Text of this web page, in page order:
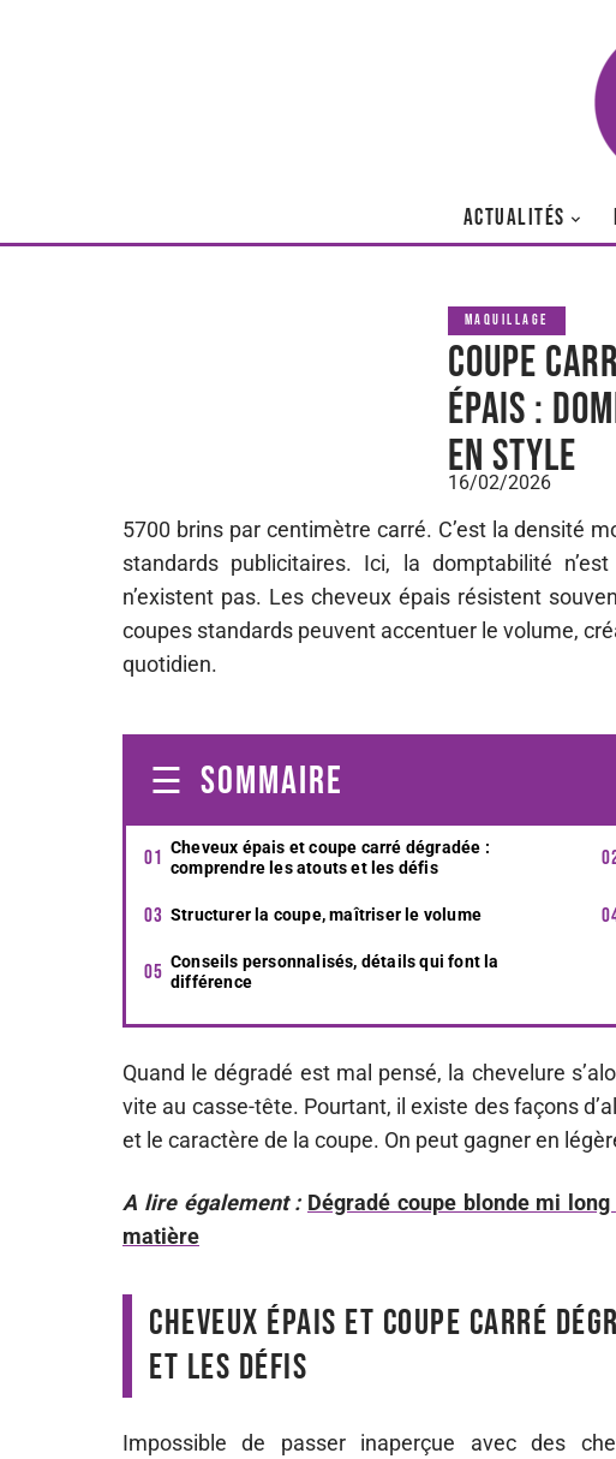
ACTUALITÉS
MAQUILLAGE
Coupe
épais :
en style
16/02/2026
5700 brins par centimètre carré. C’est la densité
standards publicitaires. Ici, la domptabilité
n’existent pas. Les cheveux épais résistent
coupes standards peuvent accentuer le volume,
quotidien.
SOMMAIRE
Cheveux épais et coupe carré dégradée :
comprendre les atouts et les défis
Structurer la coupe, maîtriser le volume
Conseils personnalisés, détails qui font la
différence
Quand le dégradé est mal pensé, la chevelure
vite au casse-tête. Pourtant, il existe des façons
et le caractère de la coupe. On peut gagner en
A lire également : Dégradé coupe blonde mi
matière
Cheveux épais et coupe carré
et les défis
Impossible de passer inaperçue avec des